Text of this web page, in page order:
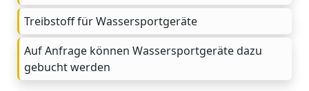
Treibstoff für Wassersportgeräte
Auf Anfrage können Wassersportgeräte dazu
gebucht werden